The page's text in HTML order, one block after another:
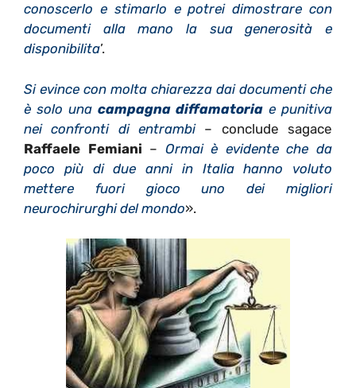
conoscerlo e stimarlo e potrei dimostrare con
documenti alla mano la sua generosità e
disponibilita’.
Si evince con molta chiarezza dai documenti che
è solo una campagna diffamatoria e punitiva
nei confronti di entrambi– conclude sagace
Raffaele Femiani – Ormai è evidente che da
poco più di due anni in Italia hanno voluto
mettere fuori gioco uno dei migliori
neurochirurghi del mondo».